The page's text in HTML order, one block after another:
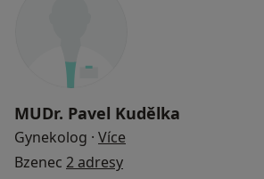
MUDr. Pavel Kudělka
Gynekolog · Více
Bzenec 2 adresy